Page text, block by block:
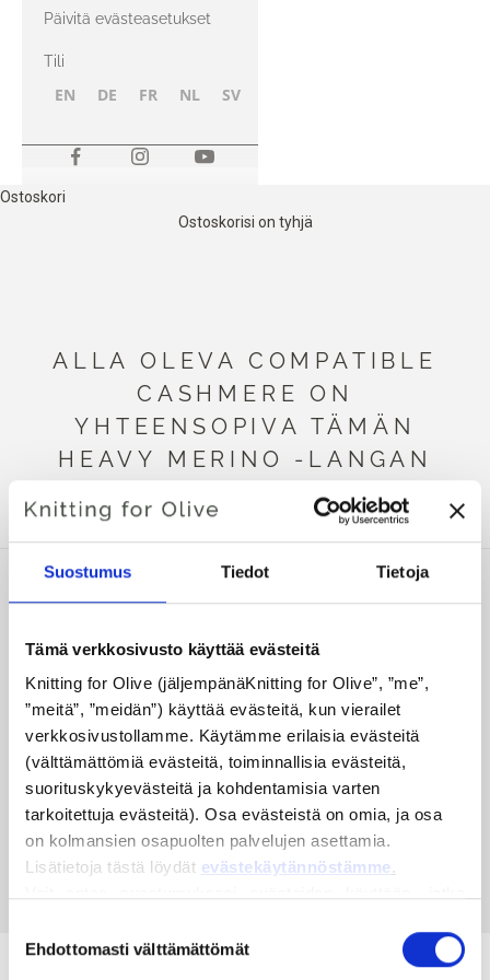
Suostumus Tiedot Tietoja
Tämä verkkosivusto käyttää evästeitä
Knitting for Olive (jäljempänäKnitting for Olive”, ”me”,
”meitä”, ”meidän”) käyttää evästeitä, kun vierailet
verkkosivustollamme. Käytämme erilaisia evästeitä
(välttämättömiä evästeitä, toiminnallisia evästeitä,
suorituskykyevästeitä ja kohdentamisia varten
tarkoitettuja evästeitä). Osa evästeistä on omia, ja osa
on kolmansien osapuolten palvelujen asettamia.
Lisätietoja tästä löydät evästekäytännöstämme.
Suostumuksesi tarkoittaa, että evästeitä voidaan
tallentaa ja että me, rekisterinpitäjänä, voimme käsitellä
valinta
Ehdottomasti välttämättömät
kanssa
Päivitä evästeasetukset
Tili
EN DE FR NL SV
Ostoskori
Ostoskorisi on tyhjä
ALLA OLEVA COMPATIBLE
CASHMERE ON
YHTEENSOPIVA TÄMÄN
HEAVY MERINO -LANGAN
KNITTING FOR OLIVE
COMPATIBLE CASHMERE -
POWDER